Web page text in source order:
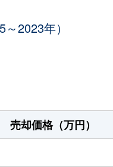
2023年）
売却価格（万円）